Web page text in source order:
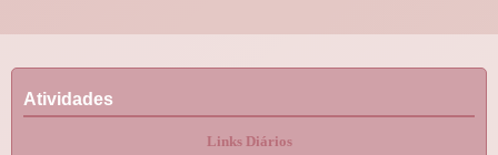
Atividades
Links Diários